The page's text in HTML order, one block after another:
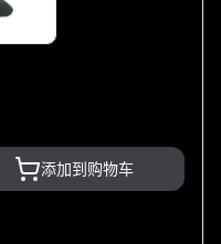
添加到购物车